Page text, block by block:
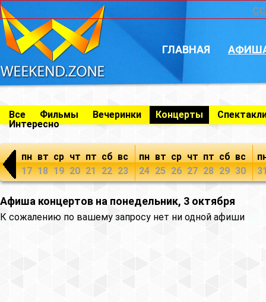
ГЛАВНАЯ
Все Фильмы Вечеринки Концерты
Интересно
пн
17
вт
18
ср
19
чт
20
пт
21
сб
22
вс
23
пн
24
вт
25
ср
26
чт
27
пт
28
сб
29
вс
30
Афиша концертов на понедельник, 3 октября
К сожалению по вашему запросу нет ни одной афиши